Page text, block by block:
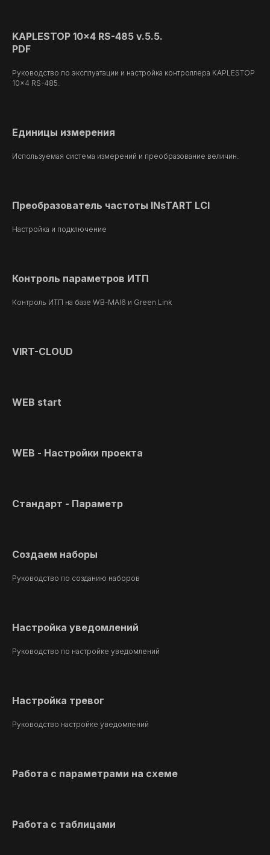
KAPLESTOP 10x4 RS-485 v.5.5.
PDF
Руководство по эксплуатации и настройка контроллера KAPLESTOP
10x4 RS-485.
Единицы измерения
Используемая система измерений и преобразование величин.
Преобразователь частоты INsTART LCI
Настройка и подключение
Контроль параметров ИТП
Контроль ИТП на базе WB-MAI6 и Green Link
VIRT-CLOUD
WEB start
WEB - Настройки проекта
Стандарт - Параметр
Создаем наборы
Руководство по созданию наборов
Настройка уведомлений
Руководство по настройке уведомлений
Настройка тревог
Руководство настройке уведомлений
Работа с параметрами на схеме
Работа с таблицами